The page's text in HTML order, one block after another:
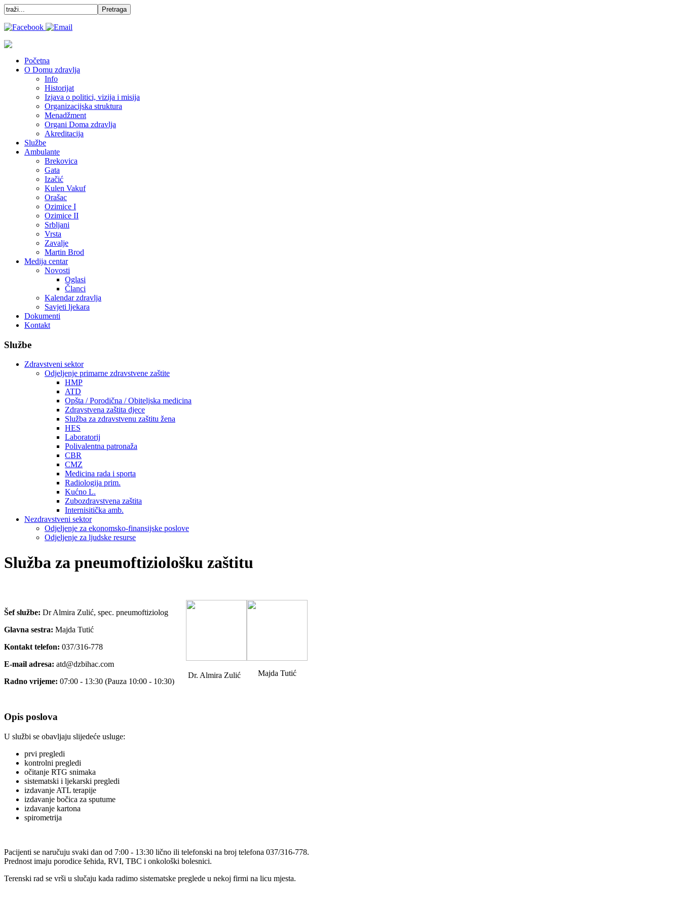
Početna
O Domu zdravlja
Info
Historijat
Izjava o politici, vizija i misija
Organizacijska struktura
Menadžment
Organi Doma zdravlja
Akreditacija
Službe
Ambulante
Brekovica
Gata
Izačić
Kulen Vakuf
Orašac
Ozimice I
Ozimice II
Srbljani
Vrsta
Zavalje
Martin Brod
Medija centar
Novosti
Oglasi
Članci
Kalendar zdravlja
Savjeti ljekara
Dokumenti
Kontakt
Službe
Zdravstveni sektor
Odjeljenje primarne zdravstvene zaštite
HMP
ATD
Opšta / Porodična / Obiteljska medicina
Zdravstvena zaštita djece
Služba za zdravstvenu zaštitu žena
HES
Laboratorij
Polivalentna patronaža
CBR
CMZ
Medicina rada i sporta
Radiologija prim.
Kućno L.
Zubozdravstvena zaštita
Internisitička amb.
Nezdravstveni sektor
Odjeljenje za ekonomsko-finansijske poslove
Odjeljenje za ljudske resurse
Služba za pneumoftiziološku zaštitu
Šef službe: Dr Almira Zulić, spec. pneumoftiziolog
Glavna sestra: Majda Tutić
Kontakt telefon: 037/316-778
E-mail adresa: atd@dzbihac.com
Radno vrijeme: 07:00 - 13:30 (Pauza 10:00 - 10:30)
Dr. Almira Zulić Majda Tutić
Opis poslova
U službi se obavljaju slijedeće usluge:
prvi pregledi
kontrolni pregledi
očitanje RTG snimaka
sistematski i ljekarski pregledi
izdavanje ATL terapije
izdavanje bočica za sputume
izdavanje kartona
spirometrija
Pacijenti se naručuju svaki dan od 7:00 - 13:30 lično ili telefonski na broj telefona 037/316-778.
Prednost imaju porodice šehida, RVI, TBC i onkološki bolesnici.
Terenski rad se vrši u slučaju kada radimo sistematske preglede u nekoj firmi na licu mjesta.